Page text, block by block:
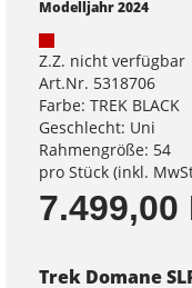
Modelljahr 2024
Z.Z. nicht verfügbar
Art.Nr. 5318706
Farbe: TREK BLACK
Geschlecht: Uni
Rahmengröße: 54
pro Stück (inkl.
7.499,00
Trek Domane